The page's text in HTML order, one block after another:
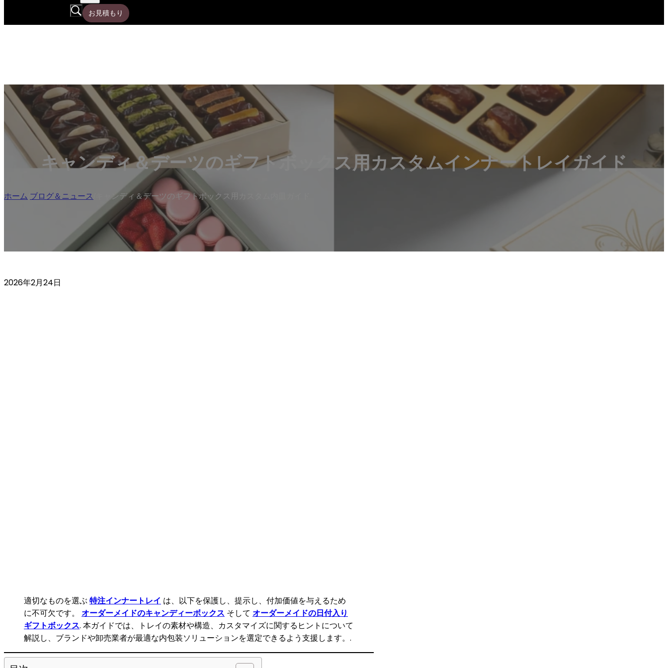
お見積もり
キャンディ＆デーツのギフトボックス用カスタムインナートレイガイド
ホーム ブログ＆ニュース キャンディ＆デーツのギフトボックス用カスタム内皿ガイド
2026年2月24日
適切なものを選ぶ特注インナートレイ は、以下を保護し、提示し、付加価値を与えるため
に不可欠です。 オーダーメイドのキャンディーボックス そして オーダーメイドの日付入り
ギフトボックス. 本ガイドでは、トレイの素材や構造、カスタマイズに関するヒントについて
解説し、ブランドや卸売業者が最適な内包装ソリューションを選定できるよう支援します。.